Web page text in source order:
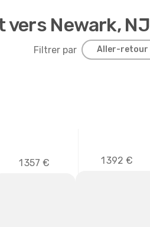
vers Newark, NJ
Filtrer par Aller-retour
1 357 € 1 392 €